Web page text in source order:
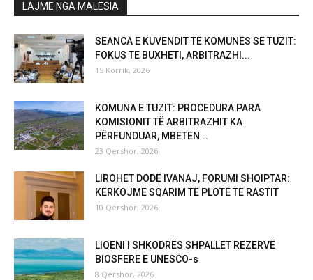
LAJME NGA MALËSIA
SEANCA E KUVENDIT TË KOMUNËS SË TUZIT:
FOKUS TE BUXHETI, ARBITRAZHI...
15 Korrik, 2026
KOMUNA E TUZIT: PROCEDURA PARA
KOMISIONIT TË ARBITRAZHIT KA
PËRFUNDUAR, MBETEN...
23 Qershor, 2026
LIROHET DODË IVANAJ, FORUMI SHQIPTAR:
KËRKOJMË SQARIM TË PLOTË TË RASTIT
10 Qershor, 2026
LIQENI I SHKODRËS SHPALLET REZERVË
BIOSFERE E UNESCO-s
8 Qershor, 2026